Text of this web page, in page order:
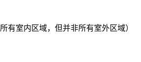
有室内区域，但并非所有室外区域）